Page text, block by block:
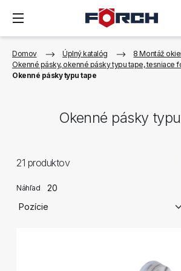
Domov Úplný katalóg
8 Montáž
Okenné pásky, okenné pásky typu tape, tesniace
Okenné pásky typu tape
Okenné pásky
21 produktov
Náhľad